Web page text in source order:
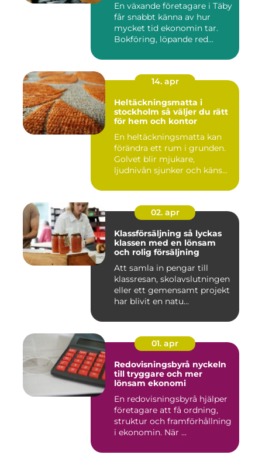
En växande företagare i Täby
får snabbt känna av hur
mycket tid ekonomin tar.
Bokföring, löpande red...
14. apr
Heltäckningsmatta i
stockholm så väljer du rätt
för hem och kontor
En heltäckningsmatta kan
förändra ett rum i grunden.
Golvet blir mjukare,
ljudnivån sjunker och käns...
02. apr
Klassförsäljning så lyckas
klassen med en lönsam
och rolig försäljning
Att samla in pengar till
klassresan, skolavslutningen
eller ett gemensamt projekt
har blivit en natu...
01. apr
Redovisningsbyrå nyckeln
till tryggare och mer
lönsam ekonomi
En redovisningsbyrå hjälper
företagare att få ordning,
struktur och framförhållning
i ekonomin. När ...